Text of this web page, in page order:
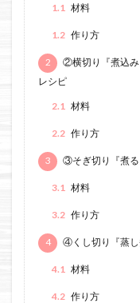
1.1 材料
1.2 作り方
2
②横切り『煮込
レシピ
2.1 材料
2.2 作り方
3 ③そぎ切り『煮
3.1 材料
3.2 作り方
4 ④くし切り『蒸
4.1 材料
4.2 作り方